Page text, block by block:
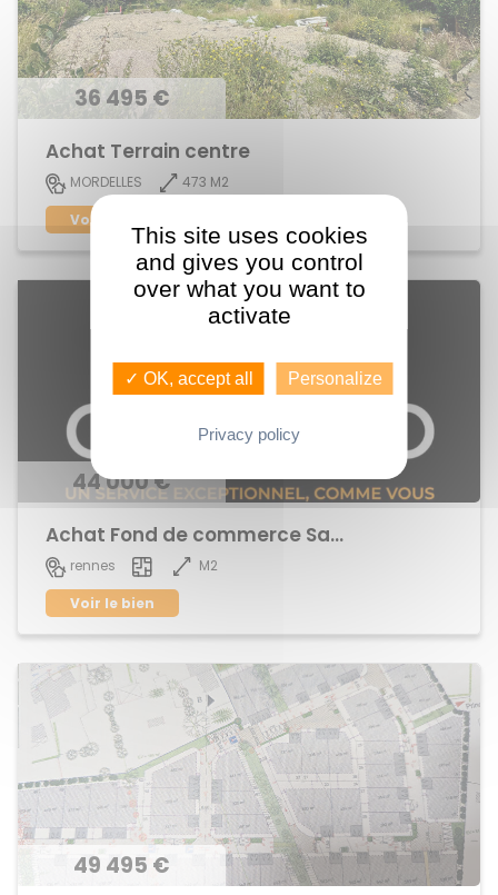
36 495 €
Achat Terrain centre
MORDELLES
473 M2
Voir le bien
44 000 €
Achat Fond de commerce Sacré Coeurs
rennes
M2
Voir le bien
49 495 €
This site uses cookies
and gives you control
over what you want to
activate
✓ OK, accept all Personalize
Privacy policy